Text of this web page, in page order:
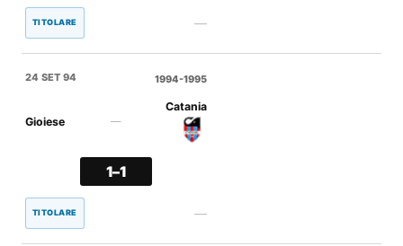
TITOLARE —
24 SET 94
Gioiese —
Catania
1–1
TITOLARE —
1994-1995